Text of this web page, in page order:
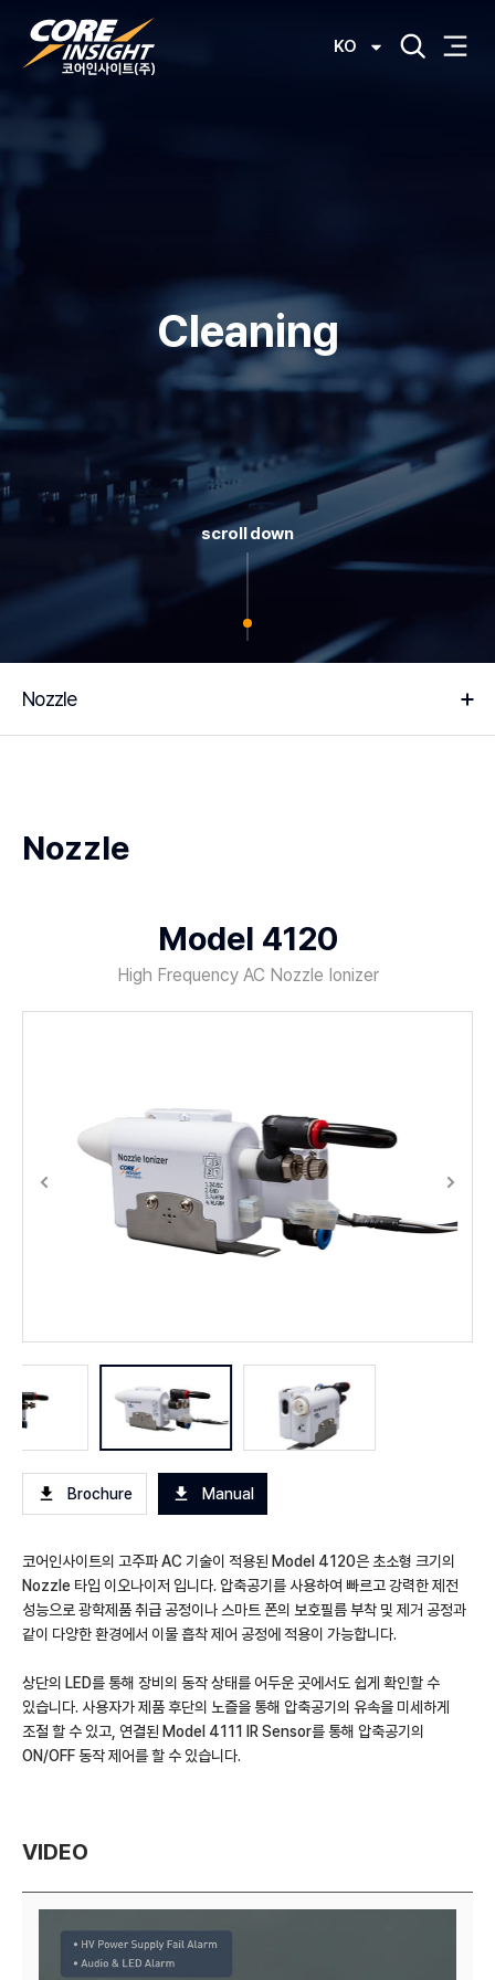
KO
Cleaning
scroll down
Nozzle
Nozzle
Model 4120
High Frequency AC Nozzle Ionizer
Brochure Manual
코어인사이트의 고주파 AC 기술이 적용된 Model 4120은 초소형 크기의
Nozzle 타입 이오나이저 입니다. 압축공기를 사용하여 빠르고 강력한 제전
성능으로 광학제품 취급 공정이나 스마트 폰의 보호필름 부착 및 제거 공정과
같이 다양한 환경에서 이물 흡착 제어 공정에 적용이 가능합니다.
상단의 LED를 통해 장비의 동작 상태를 어두운 곳에서도 쉽게 확인할 수
있습니다. 사용자가 제품 후단의 노즐을 통해 압축공기의 유속을 미세하게
조절 할 수 있고, 연결된 Model 4111 IR Sensor를 통해 압축공기의
ON/OFF 동작 제어를 할 수 있습니다.
VIDEO